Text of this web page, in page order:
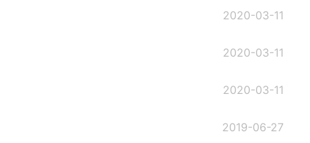
2020-03-11
2020-03-11
2020-03-11
2019-06-27